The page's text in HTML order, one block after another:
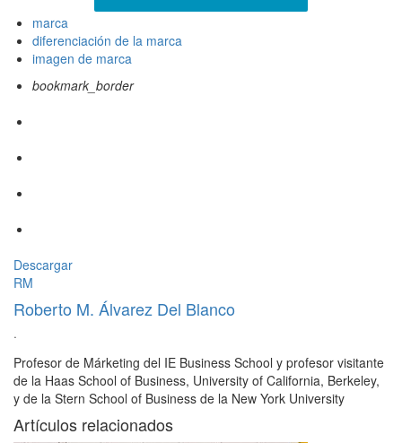
marca
diferenciación de la marca
imagen de marca
bookmark_border
Descargar
RM
Roberto M. Álvarez Del Blanco
·
Profesor de Márketing del IE Business School y profesor visitante
de la Haas School of Business, University of California, Berkeley,
y de la Stern School of Business de la New York University
Artículos relacionados